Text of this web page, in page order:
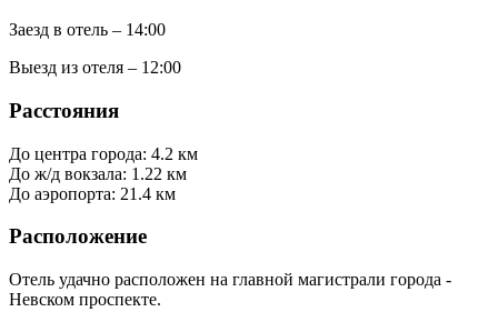
Заезд в отель – 14:00
Выезд из отеля – 12:00
Расстояния
До центра города: 4.2 км
До ж/д вокзала: 1.22 км
До аэропорта: 21.4 км
Расположение
Отель удачно расположен на главной магистрали города -
Невском проспекте.